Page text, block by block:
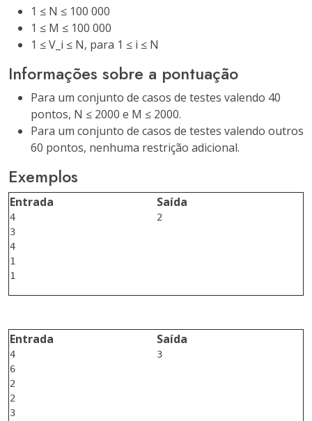
1 ≤ N ≤ 100 000
1 ≤ M ≤ 100 000
1 ≤ V_i ≤ N, para 1 ≤ i ≤ N
Informações sobre a pontuação
Para um conjunto de casos de testes valendo 40
pontos, N ≤ 2000 e M ≤ 2000.
Para um conjunto de casos de testes valendo outros
60 pontos, nenhuma restrição adicional.
Exemplos
Entrada
4
3
4
1
Saída
2
Entrada
4
6
2
2
3
Saída
3